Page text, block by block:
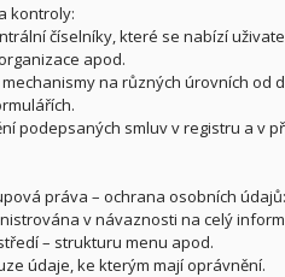
kontroly:
číselníky, které se nabízí
apod.
na různých úrovních od
podepsaných smluv v registru a v
práva – ochrana osobních údajů:
v návaznosti na celý
– strukturu menu apod.
údaje, ke kterým mají oprávnění.